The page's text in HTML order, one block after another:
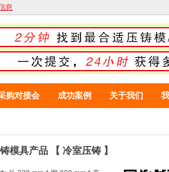
息
购对接会 成功案例 关于我们
模具产品 【 冷室压铸 】